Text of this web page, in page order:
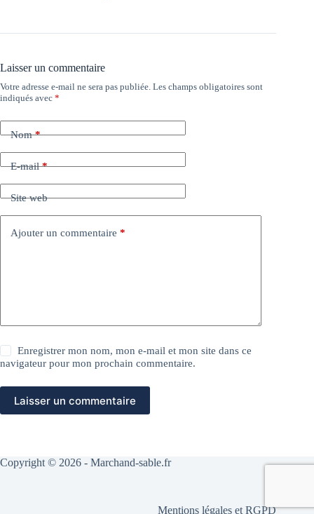
Laisser un commentaire
Votre adresse e-mail ne sera pas publiée. Les champs obligatoires sont
indiqués avec *
Nom*
E-mail*
Site web
Ajouter un commentaire *
Enregistrer mon nom, mon e-mail et mon site dans ce
navigateur pour mon prochain commentaire.
Laisser un commentaire
Copyright © 2026 - Marchand-sable.fr
Mentions légales et RGPD